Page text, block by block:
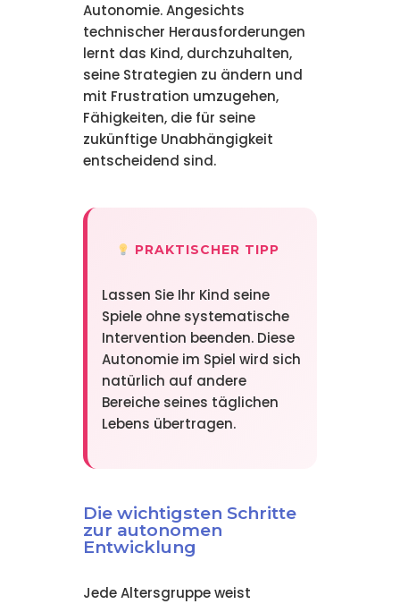
Autonomie. Angesichts
technischer Herausforderungen
lernt das Kind, durchzuhalten,
seine Strategien zu ändern und
mit Frustration umzugehen,
Fähigkeiten, die für seine
zukünftige Unabhängigkeit
entscheidend sind.
PRAKTISCHER TIPP
Lassen Sie Ihr Kind seine
Spiele ohne systematische
Intervention beenden. Diese
Autonomie im Spiel wird sich
natürlich auf andere
Bereiche seines täglichen
Lebens übertragen.
Die wichtigsten Schritte
zur autonomen
Entwicklung
Jede Altersgruppe weist